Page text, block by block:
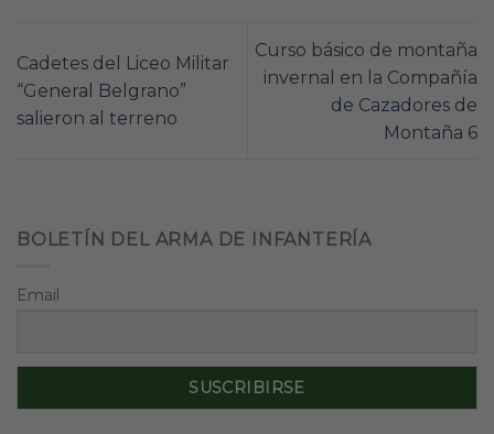
Cadetes del Liceo Militar
“General Belgrano”
salieron al terreno
Curso básico de montaña
invernal en la Compañía
de Cazadores de
Montaña 6
BOLETÍN DEL ARMA DE INFANTERÍA
Email